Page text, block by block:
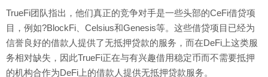
TrueFi团队指出，他们真正的竞争对手是一些头部的CeFi借贷项
目，例如?BlockFi、Celsius和Genesis等。这些借贷项目已经为
信誉良好的借款人提供了无抵押贷款的服务，而在DeFi上这类服
务相对缺失，因此TrueFi正在与有兴趣借用稳定币而不需要抵押
的机构合作为DeFi上的借款人提供无抵押贷款服务。